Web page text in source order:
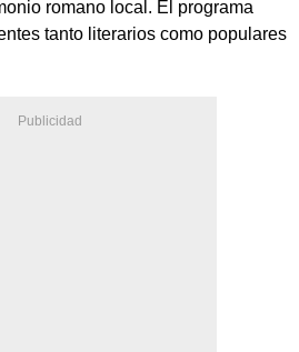
romano local. El programa
tanto literarios como populares